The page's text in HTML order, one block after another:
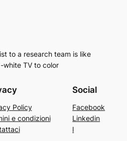
to a research team is like
white TV to color
Policy
e condizioni
Social
Facebook
Linkedin
l